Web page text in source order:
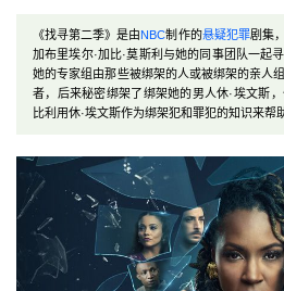
《找寻第二季》是由NBC制作的悬疑犯罪剧集
加布里埃尔·加比·莫斯利与她的同事团队一起
她的专家组由那些被绑架的人或被绑架的亲人
者，后来秘密绑架了绑架她的男人休·埃文斯
比利用休·埃文斯作为绑架犯和罪犯的知识来帮